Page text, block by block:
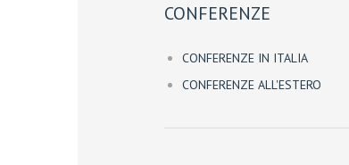
CONFERENZE
CONFERENZE IN ITALIA
CONFERENZE ALL'ESTERO